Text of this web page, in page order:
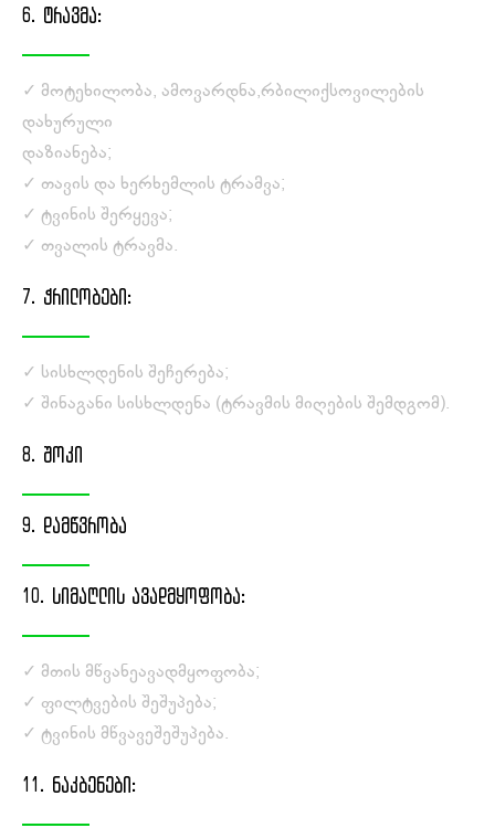
6. ᲢᲠᲐᲕᲛᲐ:
✓ მოტეხილობა, ამოვარდნა,რბილიქსოვილების
დახურული
დაზიანება;
✓ თავის და ხერხემლის ტრამვა;
✓ ტვინის შერყევა;
✓ თვალის ტრავმა.
7. ᲭᲠᲘᲚᲝᲑᲔᲑᲘ:
✓ სისხლდენის შეჩერება;
✓ შინაგანი სისხლდენა (ტრავმის მიღების შემდგომ).
8. ᲨᲝᲙᲘ
9. ᲓᲐᲛᲬᲕᲠᲝᲑᲐ
10. ᲡᲘᲛᲐᲦᲚᲘᲡ ᲐᲕᲐᲓᲛᲧᲝᲤᲝᲑᲐ:
✓ მთის მწვანეავადმყოფობა;
✓ ფილტვების შეშუპება;
✓ ტვინის მწვავეშეშუპება.
11. ᲜᲐᲙᲑᲔᲜᲔᲑᲘ: